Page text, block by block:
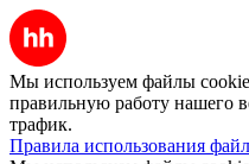
Мы используем файлы
правильную работу нашего
трафик.
Правила использования